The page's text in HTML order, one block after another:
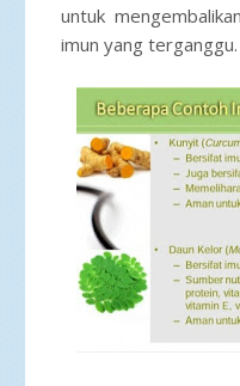
untuk
imun yang terganggu.